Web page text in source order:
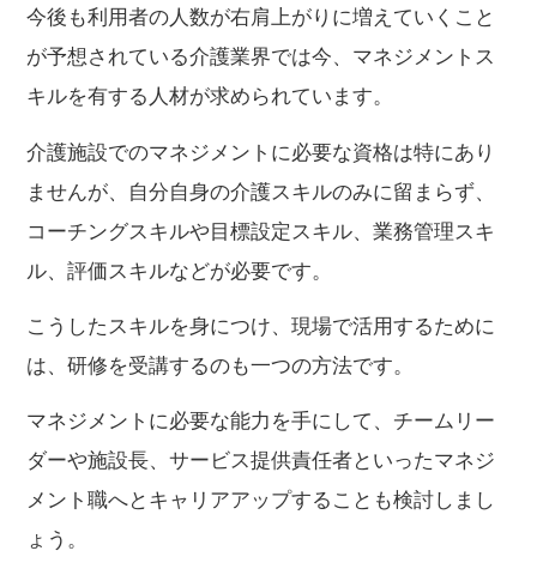
今後も利用者の人数が右肩上がりに増えていくこと
が予想されている介護業界では今、マネジメントス
キルを有する人材が求められています。
介護施設でのマネジメントに必要な資格は特にあり
ませんが、自分自身の介護スキルのみに留まらず、
コーチングスキルや目標設定スキル、業務管理スキ
ル、評価スキルなどが必要です。
こうしたスキルを身につけ、現場で活用するために
は、研修を受講するのも一つの方法です。
マネジメントに必要な能力を手にして、チームリー
ダーや施設長、サービス提供責任者といったマネジ
メント職へとキャリアアップすることも検討しまし
ょう。